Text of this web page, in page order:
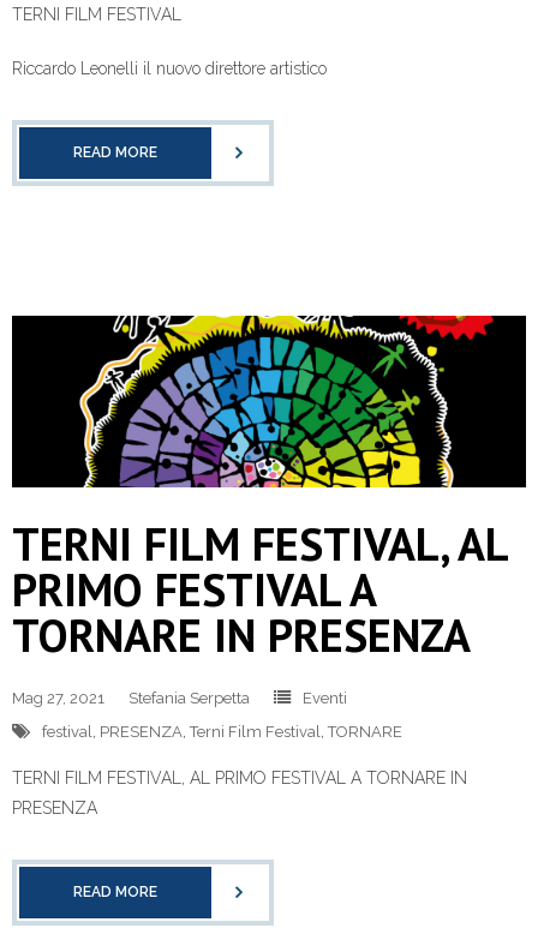
TERNI FILM FESTIVAL
Riccardo Leonelli il nuovo direttore artistico
READ MORE
TERNI FILM FESTIVAL, AL
PRIMO FESTIVAL A
TORNARE IN PRESENZA
Mag 27, 2021 Stefania Serpetta
Eventi
festival
PRESENZA ,Terni Film Festival ,TORNARE
TERNI FILM FESTIVAL, AL PRIMO FESTIVAL A TORNARE IN
PRESENZA
READ MORE